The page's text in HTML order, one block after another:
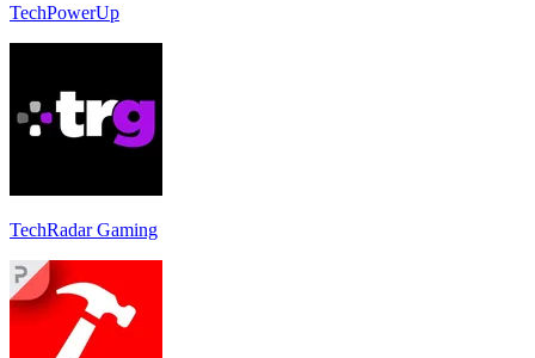
TechPowerUp
TechRadar Gaming